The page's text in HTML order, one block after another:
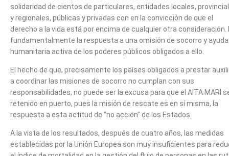
solidaridad de cientos de particulares, entidades locales,
y regionales, públicas y privadas con en la convicción de que el
derecho a la vida está por encima de cualquier otra consideración.
fundamentalmente la respuesta a una omisión de socorro y ayuda
humanitaria activa de los poderes públicos obligados a ello.
El hecho de que, precisamente los países obligados a prestar
a coordinar las misiones de socorro no cumplan con sus
responsabilidades, no puede ser la excusa para que el AITA MARI
retenido en puerto, pues la misión de rescate es en sí misma, la
respuesta a esta actitud de “no acción” de los Estados.
A la vista de los resultados, después de cuatro años, las medidas
establecidas por la Unión Europea son muy insuficientes para